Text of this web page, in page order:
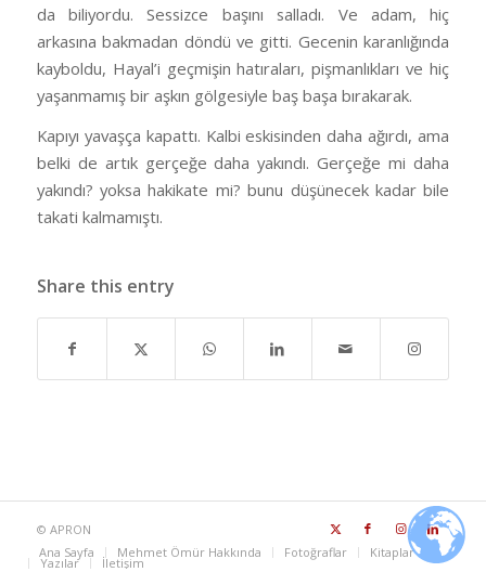
da biliyordu. Sessizce başını salladı. Ve adam, hiç
arkasına bakmadan döndü ve gitti. Gecenin karanlığında
kayboldu, Hayal’i geçmişin hatıraları, pişmanlıkları ve hiç
yaşanmamış bir aşkın gölgesiyle baş başa bırakarak.
Kapıyı yavaşça kapattı. Kalbi eskisinden daha ağırdı, ama
belki de artık gerçeğe daha yakındı. Gerçeğe mi daha
yakındı? yoksa hakikate mi? bunu düşünecek kadar bile
takati kalmamıştı.
Share this entry
© APRON
Ana Sayfa
Mehmet Ömür Hakkında Fotoğraflar Kitaplar
Yazılar İletişim